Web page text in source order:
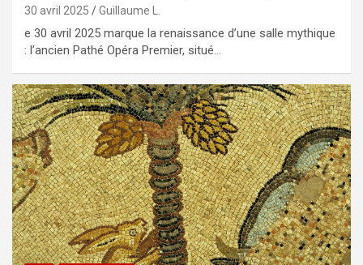
30 avril 2025 Guillaume L.
e 30 avril 2025 marque la renaissance d’une salle mythique
: l’ancien Pathé Opéra Premier, situé…